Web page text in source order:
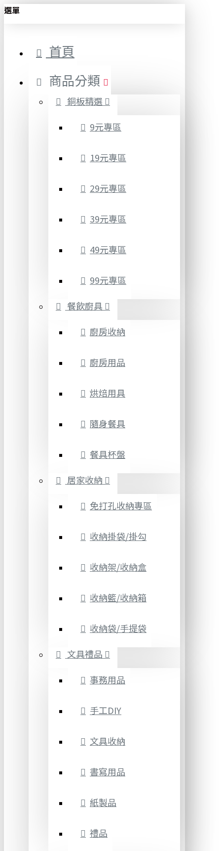
選單
首頁
商品分類
銅板精選
9元專區
19元專區
29元專區
39元專區
49元專區
99元專區
餐飲廚具
廚房收納
廚房用品
烘焙用具
隨身餐具
餐具杯盤
居家收納
免打孔收納專區
收納掛袋/掛勾
收納架/收納盒
收納籃/收納箱
收納袋/手提袋
文具禮品
事務用品
手工DIY
文具收納
書寫用品
紙製品
禮品